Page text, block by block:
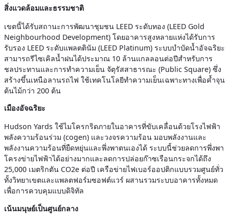
สิ่งแวดล้อมและธรรมชาติ
เขตนี้ได้รับสถานะการพัฒนาชุมชน LEED ระดับทอง (LEED Gold
Neighbourhood Development) โดยอาคารสูงหลายแห่งได้รับการ
รับรอง LEED ระดับแพลตตินัม (LEED Platinum) ระบบบำบัดน้ำอัจฉริยะ
สามารถรีไซเคิลน้ำฝนได้ประมาณ 10 ล้านแกลลอนต่อปีสำหรับการ
ชลประทานและการทำความเย็น จัตุรัสสาธารณะ (Public Square) ซึ่ง
สร้างขึ้นเหนือลานรถไฟ ใช้เทคโนโลยีทำความเย็นเฉพาะทางเพื่อค้ำจุน
ต้นไม้กว่า 200 ต้น
เมืองอัจฉริยะ
Hudson Yards ใช้ไมโครกริดภายในอาคารที่ขับเคลื่อนด้วยโรงไฟฟ้า
พลังความร้อนร่วม (cogen) และวงจรความร้อน มอบพลังงานและ
พลังงานความร้อนที่ยืดหยุ่นและพึ่งพาตนเองได้ ระบบนี้ช่วยลดการพึ่งพา
โครงข่ายไฟฟ้าได้อย่างมากและลดการปล่อยก๊าซเรือนกระจกได้ถึง
25,000 เมตริกตัน CO2e ต่อปี เครือข่ายไฟเบอร์ออปติกแบบรวมศูนย์ทั่ว
ทั้งวิทยาเขตและแพลตฟอร์มซอฟต์แวร์ ผสานรวมระบบอาคารทั้งหมด
เพื่อการควบคุมแบบดิจิทัล
เน้นมนุษย์เป็นศูนย์กลาง